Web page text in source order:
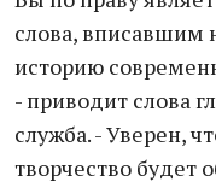
слова, вписавшим
историю
- приводит слова
служба. - Уверен,
творчество будет